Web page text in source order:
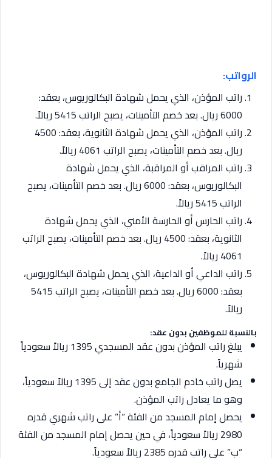
الرواتب:
راتب المؤذن، الذي يحمل شهادة البكالوريوس، بعقد:
6000 ريال. بعد خصم التأمينات، يصبح الراتب 5415 ريالاً.
راتب المؤذن، الذي يحمل شهادة الثانوية، بعقد: 4500
ريال. بعد خصم التأمينات، يصبح الراتب 4061 ريالاً.
راتب المراقب أو المراقبة، الذي يحمل شهادة
البكالوريوس، بعقد: 6000 ريال. بعد خصم التأمينات، يصبح
الراتب 5415 ريالاً.
راتب الحارس أو الحارسة الأمني، الذي يحمل شهادة
الثانوية، بعقد: 4500 ريال. بعد خصم التأمينات، يصبح الراتب
4061 ريالاً.
راتب الداعي أو الداعية، الذي يحمل شهادة البكالوريوس،
بعقد: 6000 ريال. بعد خصم التأمينات، يصبح الراتب 5415
ريالاً.
بالنسبة للموظفين بدون عقد:
يبلغ راتب المؤذن بدون عقد المسجدي 1395 ريالاً سعودياً
شهرياً.
يصل راتب خادم الجامع بدون عقد إلى 1395 ريالاً سعودياً،
وهو ما يعادل راتب المؤذن.
يحصل إمام المسجد من الفئة “أ” على راتب شهري قدره
2980 ريالاً سعودياً، في حين يحصل إمام المسجد من الفئة
“ب” على راتب قدره 2385 ريالاً سعودياً.